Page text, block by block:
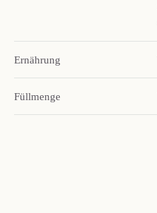
Ernährung
Füllmenge